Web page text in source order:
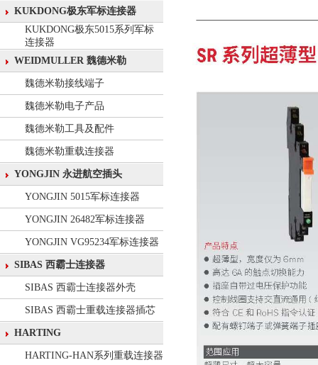
KUKDONG极东军标连接器
KUKDONG极东5015系列军标
连接器
WEIDMULLER 魏德米勒
魏德米勒接线端子
魏德米勒电子产品
魏德米勒工具及配件
魏德米勒重载连接器
YONGJIN 永进航空插头
YONGJIN 5015军标连接器
YONGJIN 26482军标连接器
YONGJIN VG95234军标连接器
SIBAS 西霸士连接器
SIBAS 西霸士连接器外壳
SIBAS 西霸士重载连接器插芯
HARTING
HARTING-HAN系列重载连接器